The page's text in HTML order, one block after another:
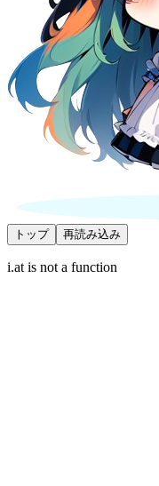
トップ 再読み込み
i.at is not a function